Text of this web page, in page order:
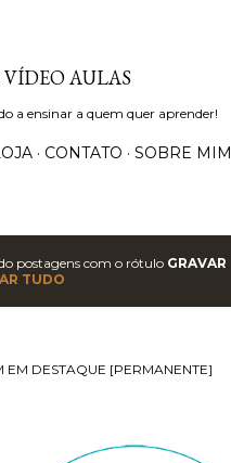
AULAS
a ensinar a quem quer aprender!
CONTATO SOBRE MIM
postagens com o rótulo GRAVAR
TUDO
EM DESTAQUE [PERMANENTE]